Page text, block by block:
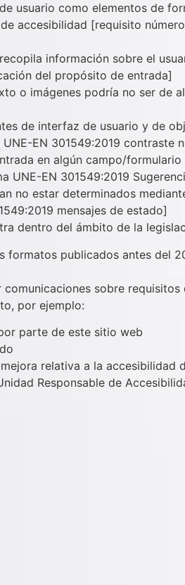
usuario como elementos de
accesibilidad [requisito
información sobre el
del propósito de entrada]
o imágenes podría no ser de
de interfaz de usuario y de
EN 301549:2019 contraste
en algún campo/
EN 301549:2019
no estar determinados
mensajes de estado]
dentro del ámbito de la
publicados antes del
sobre
por ejemplo:
parte de este sitio web
relativa a la accesibilidad
Responsable de